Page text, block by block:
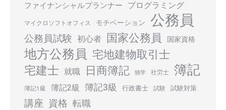
ファイナンシャルプランナー プログラミング
マイクロソフトオフィス モチベーション 公務員
公務員試験 初心者 国家公務員 国家資格
地方公務員 宅地建物取引士
宅建士 就職 日商簿記 独学 社労士 簿記
簿記1級 簿記2級 簿記3級 行政書士 試験 試験対策
講座 資格 転職